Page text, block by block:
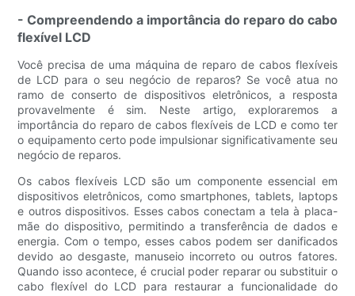
- Compreendendo a importância do reparo do cabo
flexível LCD
Você precisa de uma máquina de reparo de cabos flexíveis
de LCD para o seu negócio de reparos? Se você atua no
ramo de conserto de dispositivos eletrônicos, a resposta
provavelmente é sim. Neste artigo, exploraremos a
importância do reparo de cabos flexíveis de LCD e como ter
o equipamento certo pode impulsionar significativamente seu
negócio de reparos.
Os cabos flexíveis LCD são um componente essencial em
dispositivos eletrônicos, como smartphones, tablets, laptops
e outros dispositivos. Esses cabos conectam a tela à placa-
mãe do dispositivo, permitindo a transferência de dados e
energia. Com o tempo, esses cabos podem ser danificados
devido ao desgaste, manuseio incorreto ou outros fatores.
Quando isso acontece, é crucial poder reparar ou substituir o
cabo flexível do LCD para restaurar a funcionalidade do